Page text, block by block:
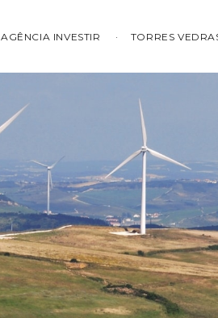
AGÊNCIA INVESTIR TORRES